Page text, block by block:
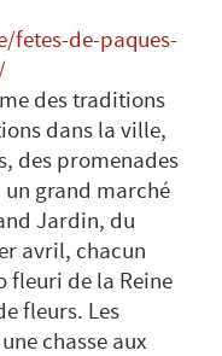
fetes-de-paques-
des traditions
dans la ville,
des promenades
un grand marché
Jardin, du
avril, chacun
fleuri de la Reine
fleurs. Les
chasse aux